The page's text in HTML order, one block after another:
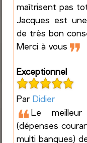
maîtrisent pas
Jacques est
de très bon
Merci à vous ❞
Exceptionnel
Par Didier
❝Le
(dépenses
multi banques)